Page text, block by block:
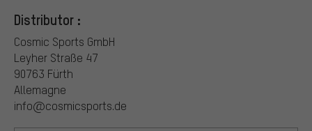
Distributor :
Cosmic Sports GmbH
Leyher Straße 47
90763 Fürth
Allemagne
info@cosmicsports.de